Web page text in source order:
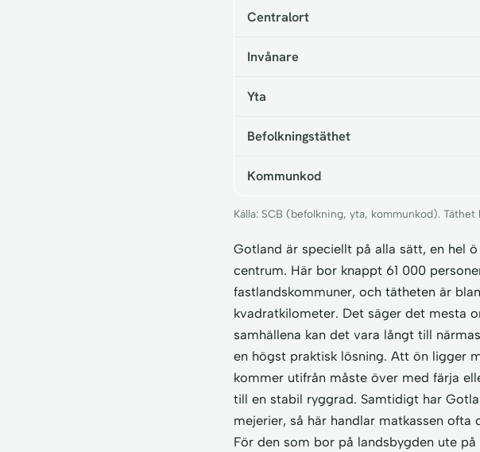
Centralort
Invånare
Yta
Befolkningstäthet
Kommunkod
Källa: SCB (befolkning, yta, kommunkod).
Gotland är speciellt på alla sätt, en hel
centrum. Här bor knappt 61 000
fastlandskommuner, och tätheten är
kvadratkilometer. Det säger det mesta
samhällena kan det vara långt till
en högst praktisk lösning. Att ön ligger
kommer utifrån måste över med färja
till en stabil ryggrad. Samtidigt har
mejerier, så här handlar matkassen
För den som bor på landsbygden ute